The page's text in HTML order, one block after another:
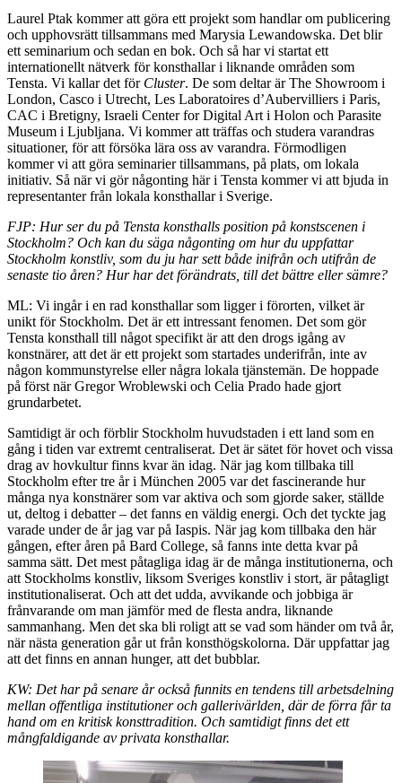
Laurel Ptak kommer att göra ett projekt som handlar om publicering
och upphovsrätt tillsammans med Marysia Lewandowska. Det blir
ett seminarium och sedan en bok. Och så har vi startat ett
internationellt nätverk för konsthallar i liknande områden som
Tensta. Vi kallar det för Cluster. De som deltar är The Showroom i
London, Casco i Utrecht, Les Laboratoires d’Aubervilliers i Paris,
CAC i Bretigny, Israeli Center for Digital Art i Holon och Parasite
Museum i Ljubljana. Vi kommer att träffas och studera varandras
situationer, för att försöka lära oss av varandra. Förmodligen
kommer vi att göra seminarier tillsammans, på plats, om lokala
initiativ. Så när vi gör någonting här i Tensta kommer vi att bjuda in
representanter från lokala konsthallar i Sverige.
FJP: Hur ser du på Tensta konsthalls position på konstscenen i
Stockholm? Och kan du säga någonting om hur du uppfattar
Stockholm konstliv, som du ju har sett både inifrån och utifrån de
senaste tio åren? Hur har det förändrats, till det bättre eller sämre?
ML: Vi ingår i en rad konsthallar som ligger i förorten, vilket är
unikt för Stockholm. Det är ett intressant fenomen. Det som gör
Tensta konsthall till något specifikt är att den drogs igång av
konstnärer, att det är ett projekt som startades underifrån, inte av
någon kommunstyrelse eller några lokala tjänstemän. De hoppade
på först när Gregor Wroblewski och Celia Prado hade gjort
grundarbetet.
Samtidigt är och förblir Stockholm huvudstaden i ett land som en
gång i tiden var extremt centraliserat. Det är sätet för hovet och vissa
drag av hovkultur finns kvar än idag. När jag kom tillbaka till
Stockholm efter tre år i München 2005 var det fascinerande hur
många nya konstnärer som var aktiva och som gjorde saker, ställde
ut, deltog i debatter – det fanns en väldig energi. Och det tyckte jag
varade under de år jag var på Iaspis. När jag kom tillbaka den här
gången, efter åren på Bard College, så fanns inte detta kvar på
samma sätt. Det mest påtagliga idag är de många institutionerna, och
att Stockholms konstliv, liksom Sveriges konstliv i stort, är påtagligt
institutionaliserat. Och att det udda, avvikande och jobbiga är
frånvarande om man jämför med de flesta andra, liknande
sammanhang. Men det ska bli roligt att se vad som händer om två år,
när nästa generation går ut från konsthögskolorna. Där uppfattar jag
att det finns en annan hunger, att det bubblar.
KW: Det har på senare år också funnits en tendens till arbetsdelning
mellan offentliga institutioner och gallerivärlden, där de förra får ta
hand om en kritisk konsttradition. Och samtidigt finns det ett
mångfaldigande av privata konsthallar.